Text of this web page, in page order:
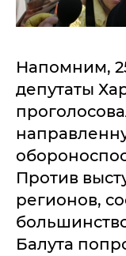
Напомним,
депутаты
Против
регионов,
Балута